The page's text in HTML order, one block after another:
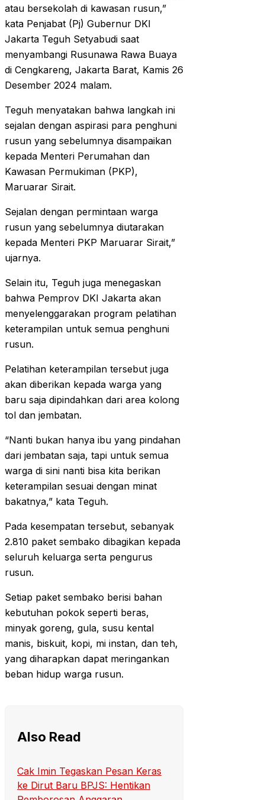
atau bersekolah di kawasan rusun,”
kata Penjabat (Pj) Gubernur DKI
Jakarta Teguh Setyabudi saat
menyambangi Rusunawa Rawa Buaya
di Cengkareng, Jakarta Barat, Kamis 26
Desember 2024 malam.
Teguh menyatakan bahwa langkah ini
sejalan dengan aspirasi para penghuni
rusun yang sebelumnya disampaikan
kepada Menteri Perumahan dan
Kawasan Permukiman (PKP),
Maruarar Sirait.
Sejalan dengan permintaan warga
rusun yang sebelumnya diutarakan
kepada Menteri PKP Maruarar Sirait,”
ujarnya.
Selain itu, Teguh juga menegaskan
bahwa Pemprov DKI Jakarta akan
menyelenggarakan program pelatihan
keterampilan untuk semua penghuni
rusun.
Pelatihan keterampilan tersebut juga
akan diberikan kepada warga yang
baru saja dipindahkan dari area kolong
tol dan jembatan.
“Nanti bukan hanya ibu yang pindahan
dari jembatan saja, tapi untuk semua
warga di sini nanti bisa kita berikan
keterampilan sesuai dengan minat
bakatnya,” kata Teguh.
Pada kesempatan tersebut, sebanyak
2.810 paket sembako dibagikan kepada
seluruh keluarga serta pengurus
rusun.
Setiap paket sembako berisi bahan
kebutuhan pokok seperti beras,
minyak goreng, gula, susu kental
manis, biskuit, kopi, mi instan, dan teh,
yang diharapkan dapat meringankan
beban hidup warga rusun.
Also Read
Cak Imin Tegaskan Pesan Keras
ke Dirut Baru BPJS: Hentikan